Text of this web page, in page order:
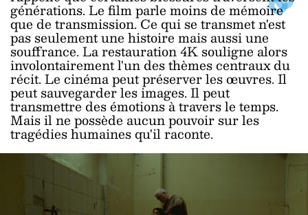
générations. Le film parle moins de mémoire
que de transmission. Ce qui se transmet n'est
pas seulement une histoire mais aussi une
souffrance. La restauration 4K souligne alors
involontairement l'un des thèmes centraux du
récit. Le cinéma peut préserver les œuvres. Il
peut sauvegarder les images. Il peut
transmettre des émotions à travers le temps.
Mais il ne possède aucun pouvoir sur les
tragédies humaines qu'il raconte.